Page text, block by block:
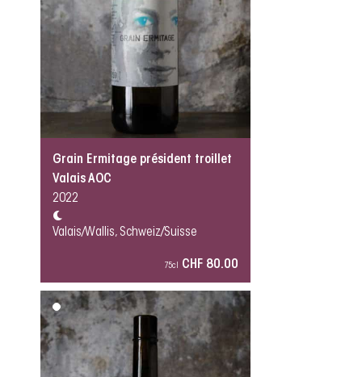
Grain Ermitage président troillet
Valais AOC
2022
Valais/Wallis, Schweiz/Suisse
75cl CHF 80.00